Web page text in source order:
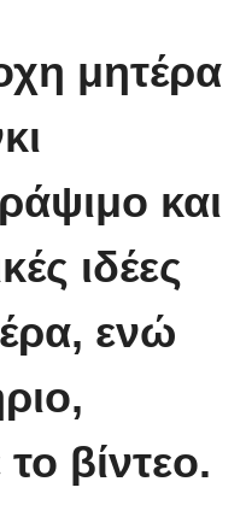
πίσω από
μητέρα
και
ιδέες
ενώ
βίντεο.